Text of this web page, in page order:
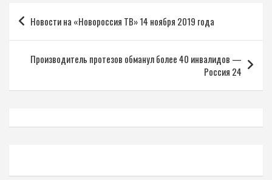
Навигация
по
записям
Новости на «Новороссия ТВ» 14 ноября 2019 года
Производитель протезов обманул более 40 инвалидов —
Россия 24